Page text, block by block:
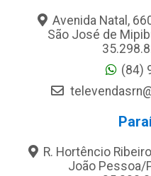
Avenida Natal,
São José de
(84)
R. Hortêncio
João Pessoa/